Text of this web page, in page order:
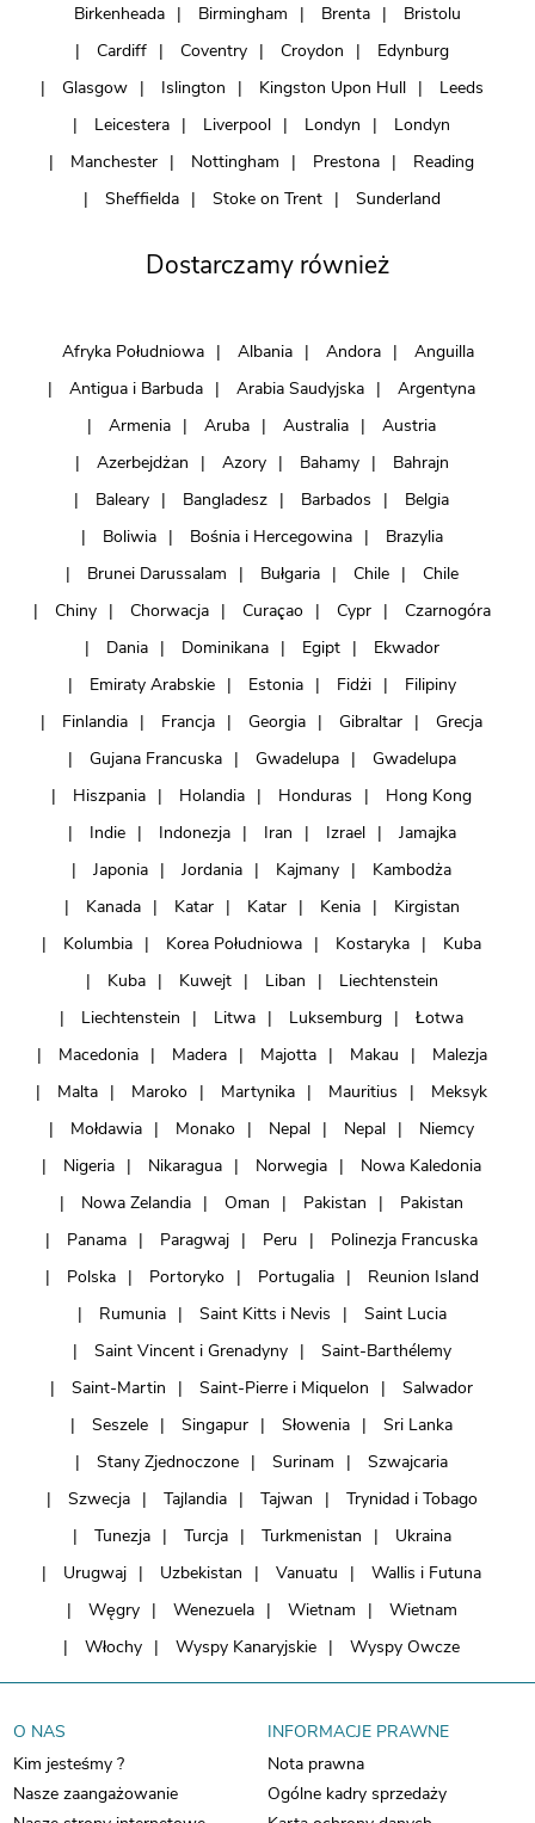
Birkenheada Birmingham Brenta
Bristolu
Cardiff
Coventry Croydon
Edynburg
Glasgow
Islington Kingston Upon Hull
Leeds
Leicestera
Liverpool Londyn
Londyn
Manchester
Nottingham Prestona
Reading
Sheffielda
Stoke on Trent Sunderland
Dostarczamy również
Afryka Południowa Albania Andora
Anguilla
Antigua i Barbuda
Arabia Saudyjska
Argentyna
Armenia
Aruba Australia
Austria
Azerbejdżan
Azory Bahamy
Bahrajn
Baleary
Bangladesz Barbados
Belgia
Boliwia
Bośnia i Hercegowina
Brazylia
Brunei Darussalam
Bułgaria Chile
Chile
Chiny
Chorwacja Curaçao Cypr
Czarnogóra
Dania
Dominikana Egipt
Ekwador
Emiraty Arabskie
Estonia Fidżi
Filipiny
Finlandia
Francja Georgia Gibraltar
Grecja
Gujana Francuska
Gwadelupa
Gwadelupa
Hiszpania
Holandia Honduras
Hong Kong
Indie
Indonezja Iran Izrael
Jamajka
Japonia
Jordania Kajmany
Kambodża
Kanada
Katar Katar Kenia
Kirgistan
Kolumbia
Korea Południowa Kostaryka
Kuba
Kuba
Kuwejt Liban
Liechtenstein
Liechtenstein
Litwa Luksemburg
Łotwa
Macedonia
Madera Majotta Makau
Malezja
Malta
Maroko Martynika Mauritius
Meksyk
Mołdawia
Monako Nepal Nepal
Niemcy
Nigeria
Nikaragua Norwegia
Nowa Kaledonia
Nowa Zelandia
Oman Pakistan
Pakistan
Panama
Paragwaj Peru
Polinezja Francuska
Polska
Portoryko Portugalia
Reunion Island
Rumunia
Saint Kitts i Nevis
Saint Lucia
Saint Vincent i Grenadyny
Saint-Barthélemy
Saint-Martin
Saint-Pierre i Miquelon
Salwador
Seszele
Singapur Słowenia
Sri Lanka
Stany Zjednoczone
Surinam
Szwajcaria
Szwecja
Tajlandia Tajwan
Trynidad i Tobago
Tunezja
Turcja Turkmenistan
Ukraina
Urugwaj
Uzbekistan Vanuatu
Wallis i Futuna
Węgry
Wenezuela Wietnam
Wietnam
Włochy
Wyspy Kanaryjskie Wyspy Owcze
O NAS
Kim jesteśmy ?
Nasze zaangażowanie
INFORMACJE PRAWNE
Nota prawna
Ogólne kadry sprzedaży